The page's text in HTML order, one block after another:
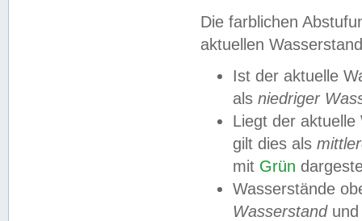
Die farblichen
aktuellen
Ist der aktuelle
als niedriger
Liegt der
gilt dies als
mit Grün
Wasserstände
Wasserstandund